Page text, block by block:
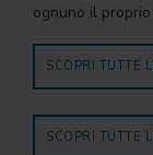
ognuno il
SCOPRI TUTTE
SCOPRI TUTTE